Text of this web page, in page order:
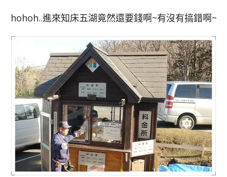
hohoh..進來知床五湖竟然還要錢啊~有沒有搞錯啊~